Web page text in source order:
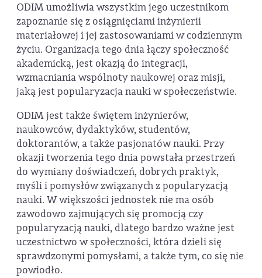
ODIM umożliwia wszystkim jego uczestnikom
zapoznanie się z osiągnięciami inżynierii
materiałowej i jej zastosowaniami w codziennym
życiu. Organizacja tego dnia łączy społeczność
akademicką, jest okazją do integracji,
wzmacniania wspólnoty naukowej oraz misji,
jaką jest popularyzacja nauki w społeczeństwie.
ODIM jest także świętem inżynierów,
naukowców, dydaktyków, studentów,
doktorantów, a także pasjonatów nauki. Przy
okazji tworzenia tego dnia powstała przestrzeń
do wymiany doświadczeń, dobrych praktyk,
myśli i pomysłów związanych z popularyzacją
nauki. W większości jednostek nie ma osób
zawodowo zajmujących się promocją czy
popularyzacją nauki, dlatego bardzo ważne jest
uczestnictwo w społeczności, która dzieli się
sprawdzonymi pomysłami, a także tym, co się nie
powiodło.